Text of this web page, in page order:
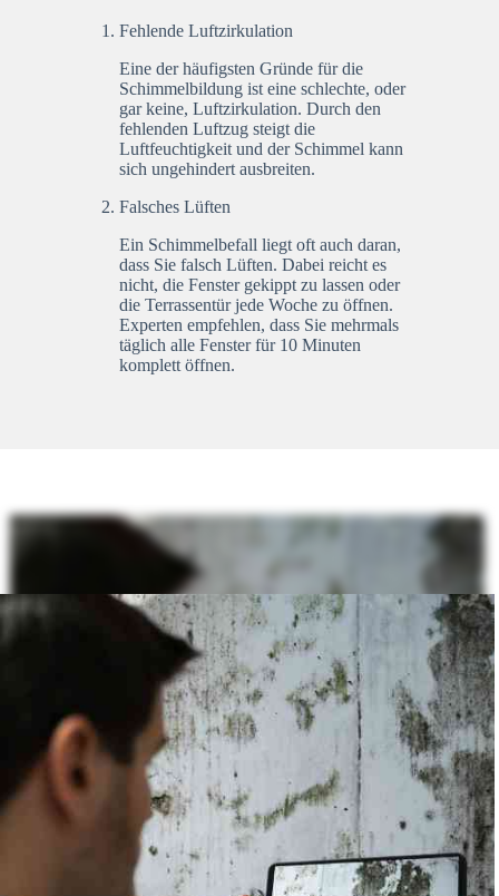
Fehlende Luftzirkulation
Eine der häufigsten Gründe für die
Schimmelbildung ist eine schlechte, oder
gar keine, Luftzirkulation. Durch den
fehlenden Luftzug steigt die
Luftfeuchtigkeit und der Schimmel kann
sich ungehindert ausbreiten.
Falsches Lüften
Ein Schimmelbefall liegt oft auch daran,
dass Sie falsch Lüften. Dabei reicht es
nicht, die Fenster gekippt zu lassen oder
die Terrassentür jede Woche zu öffnen.
Experten empfehlen, dass Sie mehrmals
täglich alle Fenster für 10 Minuten
komplett öffnen.